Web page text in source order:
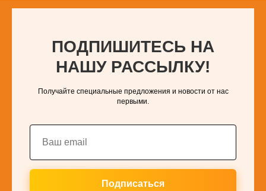
ПОДПИШИТЕСЬ НА
НАШУ РАССЫЛКУ!
первыми.